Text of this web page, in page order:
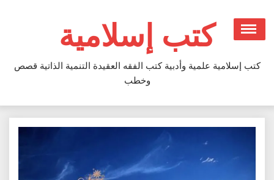
content
كتب إسلامية
كتب إسلامية علمية وأدبية كتب الفقه العقيدة التنمية الذاتية قصص
وخطب